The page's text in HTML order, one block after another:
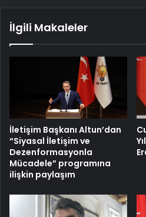
İlgili Makaleler
İletişim Başkanı Altun’dan
“Siyasal İletişim ve
Dezenformasyonla
Mücadele” programına
ilişkin paylaşım